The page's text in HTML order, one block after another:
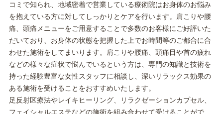
コミで知られ、地域密着で営業している療術院はお身体のお悩み
を抱えている方に対してしっかりとケアを行います。肩こりや腰
痛、頭痛メニューをご用意することで多数のお客様にご好評いた
だいており、お身体の状態を把握した上でお時間等のご都合に合
わせた施術をしてまいります。肩こりや腰痛、頭痛目や首の疲れ
などの様々な症状で悩んでいるという方は、専門の知識と技術を
持った経験豊富な女性スタッフに相談し、深いリラックス効果の
ある施術を受けることをおすすめいたします。
足反射区療法やレイキヒーリング、リラクゼーションカプセル、
フェイシャルエステなどの施術を組み合わせて受けることがで